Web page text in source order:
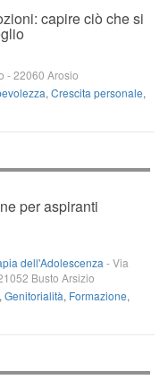
capire ciò che si
-22060 Arosio
,Crescita personale,
per aspiranti
dell'Adolescenza -Via
Busto Arsizio
,Genitorialità, Formazione,